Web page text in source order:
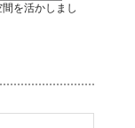
を活かしまし